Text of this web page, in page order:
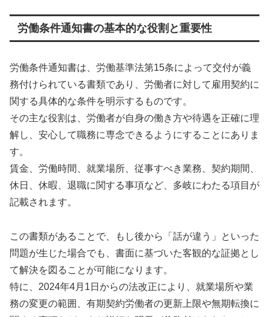
労働条件通知書の基本的な役割と重要性
労働条件通知書は、労働基準法第15条によって交付が義
務付けられている書類であり、労働者に対して雇用契約に
関する具体的な条件を明示するものです。
その主な役割は、労働者が自身の働き方や待遇を正確に理
解し、安心して職務に専念できるようにすることにありま
す。
賃金、労働時間、就業場所、従事すべき業務、契約期間、
休日、休暇、退職に関する事項など、多岐にわたる項目が
記載されます。
この書類があることで、もし後から「話が違う」といった
問題が生じた場合でも、書面に基づいた客観的な証拠とし
て解決を図ることが可能になります。
特に、2024年4月1日からの法改正により、就業場所や業
務の変更の範囲、有期契約労働者の更新上限や無期転換に